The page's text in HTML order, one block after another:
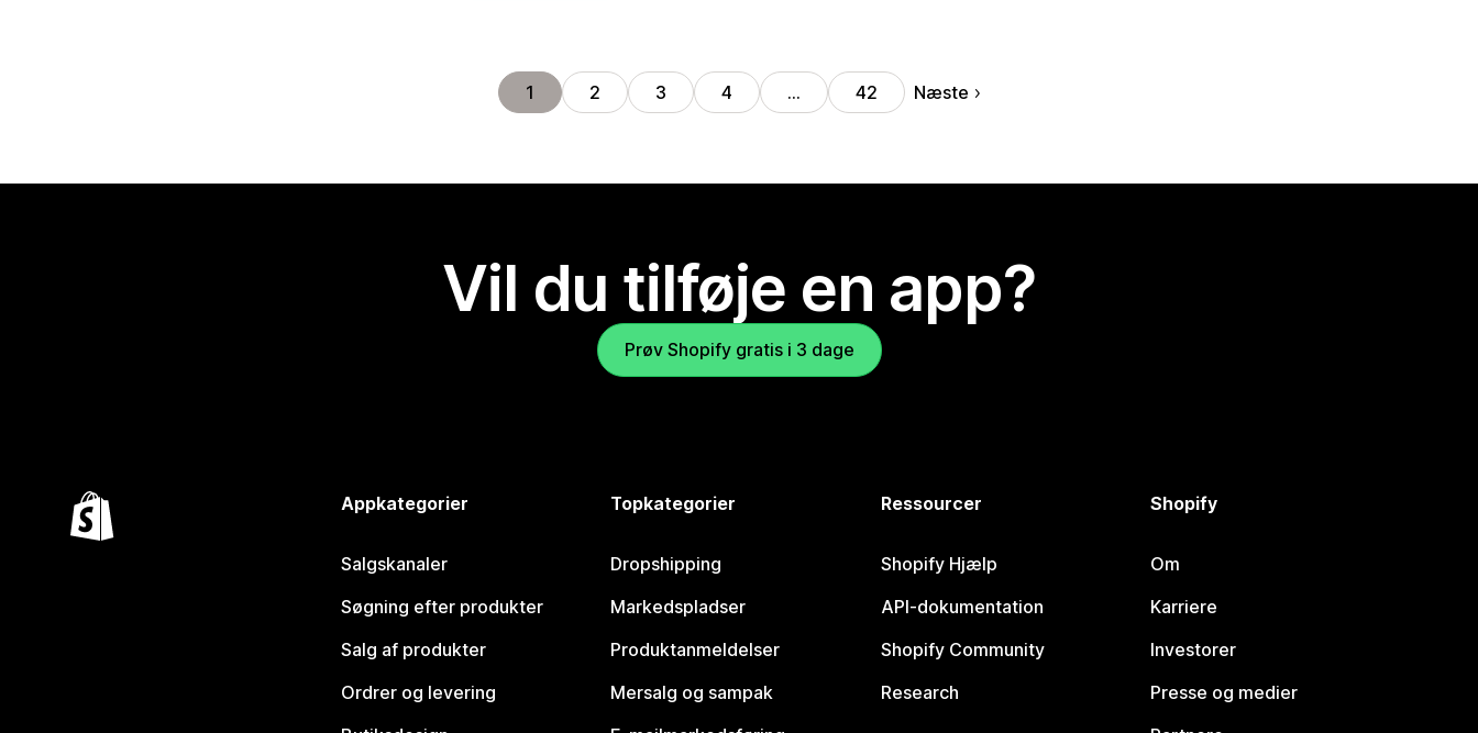
1 2 3 4 … 42 Næste
Vil du tilføje en app?
Prøv Shopify gratis i 3 dage
Appkategorier
Salgskanaler
Søgning efter produkter
Salg af produkter
Ordrer og levering
Topkategorier
Dropshipping
Markedspladser
Produktanmeldelser
Mersalg og sampak
Ressourcer
Shopify Hjælp
API-dokumentation
Shopify Community
Research
Shopify
Om
Karriere
Investorer
Presse og medier